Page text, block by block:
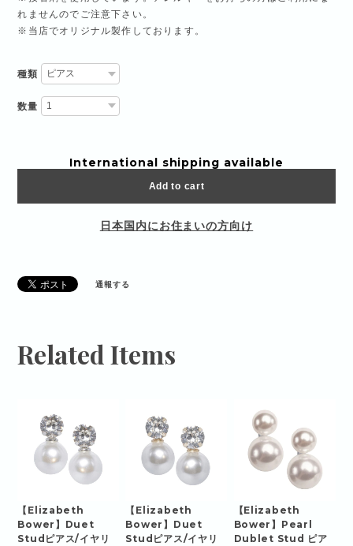
れませんのでご注意下さい。
※当店でオリジナル製作しております。
種類
数量
International shipping available
Add to cart
日本国内にお住まいの方向け
通報する
Related Items
【Elizabeth
Bower】Duet
Studピアス/イヤリ
【Elizabeth
Bower】Duet
Studピアス/イヤリ
【Elizabeth
Bower】Pearl
Dublet Stud ピア